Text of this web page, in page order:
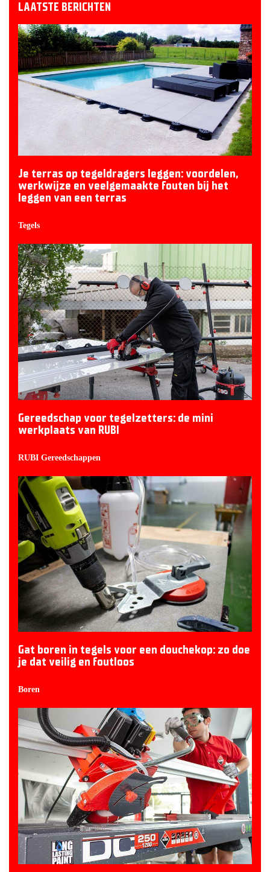
LAATSTE BERICHTEN
Je terras op tegeldragers leggen: voordelen,
werkwijze en veelgemaakte fouten bij het
leggen van een terras
Tegels
Gereedschap voor tegelzetters: de mini
werkplaats van RUBI
RUBI Gereedschappen
Gat boren in tegels voor een douchekop: zo doe
je dat veilig en foutloos
Boren